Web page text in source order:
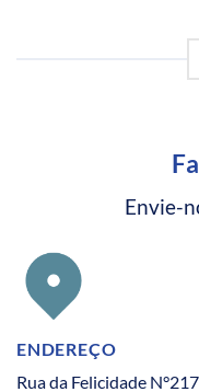
Envie-
ENDEREÇO
Rua da Felicidade